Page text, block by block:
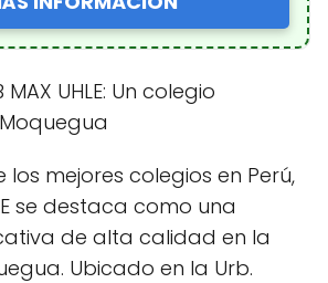
MAX UHLE: Un colegio
los mejores colegios en Perú,
se destaca como una
de alta calidad en la
Ubicado en la Urb.